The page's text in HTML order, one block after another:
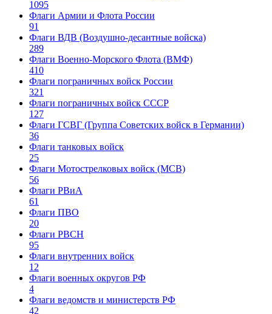
1095
Флаги Армии и Флота России
91
Флаги ВДВ (Воздушно-десантные войска)
289
Флаги Военно-Морского Флота (ВМФ)
410
Флаги пограничных войск России
321
Флаги пограничных войск СССР
127
Флаги ГСВГ (Группа Советских войск в Германии)
36
Флаги танковых войск
25
Флаги Мотострелковых войск (МСВ)
56
Флаги РВиА
61
Флаги ПВО
20
Флаги РВСН
95
Флаги внутренних войск
12
Флаги военных округов РФ
4
Флаги ведомств и министерств РФ
42